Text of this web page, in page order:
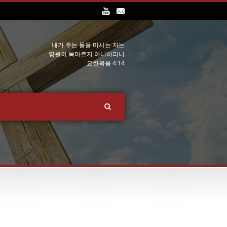
내가 주는 물을 마시는 자는
영원히 목마르지 아니하리니
요한복음 4:14